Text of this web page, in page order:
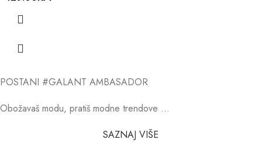
POSTANI #GALANT AMBASADOR
Obožavaš modu, pratiš modne trendove …
SAZNAJ VIŠE